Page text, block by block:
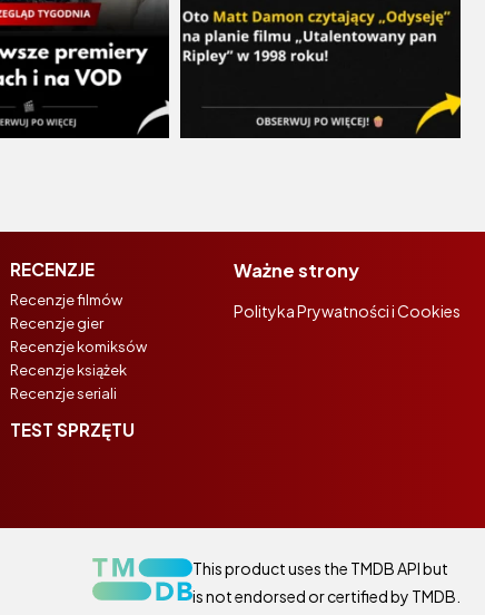
RECENZJE
Recenzje filmów
Recenzje gier
Recenzje komiksów
Recenzje książek
Recenzje seriali
TEST SPRZĘTU
Ważne strony
Polityka Prywatności i Cookies
This product uses the TMDB API but
is not endorsed or certified by TMDB.